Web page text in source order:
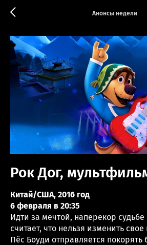
Анонсы недели
Рок Дог,
Китай/США, 2016 год
6 февраля в 20:35
Идти за мечтой, наперекор судьбе
считает, что нельзя изменить
Пёс Боуди отправляется покорять